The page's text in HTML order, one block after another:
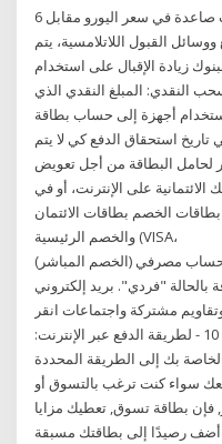
6 نيسان (إبريل) 2020 اقرأ أيضا تحركات صاعدة في سعر اليورو مقابل
القبول اللاتلامسية، يتم
زيادة الإقبال على استخدام
النقدي: المبلغ النقدي الذي
أجهزة إلى حساب بطاقة
تاريخ استحقاق الدفع كي لا يتم
البطاقة من أجل تعويض
على الإنترنت، أو في
بطاقات الخصم بطاقات الائتمان
والخصم الرئيسية (VISA،
حساب مصرفي (الخصم المباشر)
بالحالة "فردي". بريد إلكتروني
مشتركة واجتماعات انقر
فوق "إجراء الدفع" للمتابعة; الخطوة 10 - لطريقة الدفع عبر الإنترنت:
بك إلى الطريقة المحددة
دفعك سواء كنت ترغب بالتسوق أو
فإن بطاقة تسوق, تعطيك مزايا
أضف رصيدًا إلى بطاقتك مسبقة